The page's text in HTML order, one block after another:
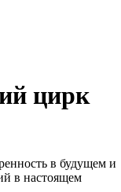
цирк
в будущем и
в настоящем